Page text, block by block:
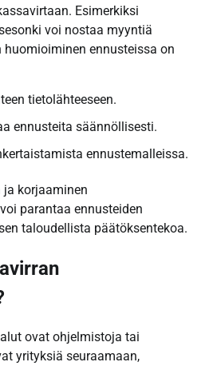
Esimerkiksi
voi nostaa myyntiä
ennusteissa on
tietolähteeseen.
ennusteita säännöllisesti.
ennustemalleissa.
korjaaminen
parantaa ennusteiden
taloudellista päätöksentekoa.
ovat ohjelmistoja tai
yrityksiä seuraamaan,